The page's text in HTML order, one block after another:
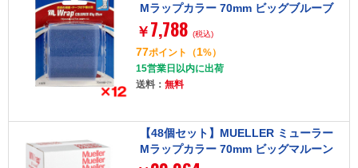
Mラップカラー 70mm ビッグブルーブ
リスターパック 53708
￥ 7,788 (税込)
77ポイント （1%）
15営業日以内に出荷
送料： 無料
【48個セット】MUELLER ミューラー
Mラップカラー 70mm ビッグマルーン
1ケ 130713